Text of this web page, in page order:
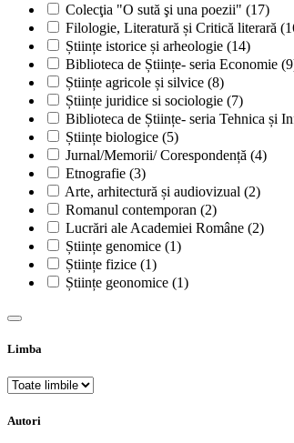
Colecţia "O sută şi una poezii" (17)
Filologie, Literatură și Critică literară
Științe istorice și arheologie (14)
Biblioteca de Științe- seria Economie
Științe agricole și silvice (8)
Științe juridice si sociologie (7)
Biblioteca de Științe- seria Tehnica și
Științe biologice (5)
Jurnal/Memorii/ Corespondență (4)
Etnografie (3)
Arte, arhitectură și audiovizual (2)
Romanul contemporan (2)
Lucrări ale Academiei Române (2)
Științe genomice (1)
Științe fizice (1)
Științe geonomice (1)
Limba
Autori